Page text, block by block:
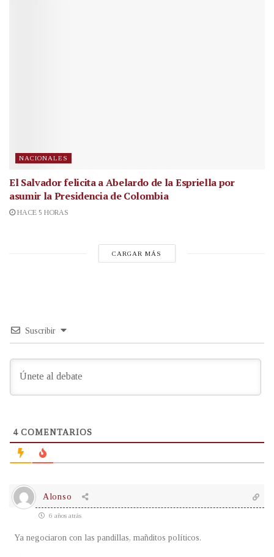
NACIONALES
El Salvador felicita a Abelardo de la Espriella por
asumir la Presidencia de Colombia
HACE 5 HORAS
CARGAR MÁS
Suscribir
4COMENTARIOS
Alonso
6 años atrás
Ya negociaron con las pandillas, mañditos políticos.